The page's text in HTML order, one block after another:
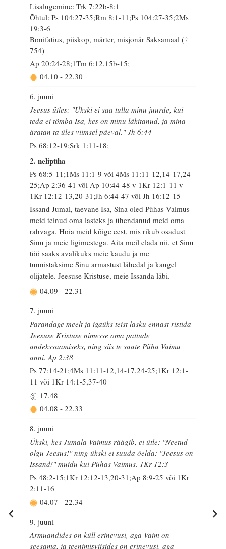
Lisalugemine: Trk 7:22b-8:1
Õhtul: Ps 104:27-35;Rm 8:1-11;Ps 104:27-35;2Ms
19:3-6
Bonifatius, piiskop, märter, misjonär Saksamaal (†
754)
Ap 20:24-28;1Tm 6:12,15b-15;
04.10 - 22.30
6. juuni
Jeesus ütles: "Ükski ei saa tulla minu juurde, kui
teda ei tõmba Isa, kes on minu läkitanud, ja mina
äratan ta üles viimsel päeval." Jh 6:44
Ps 68:12-19;Srk 1:11-18;
2. nelipüha
Ps 68:5-11;1Ms 11:1-9 või 4Ms 11:11-12,14-17,24-
25;Ap 2:36-41 või Ap 10:44-48 v 1Kr 12:1-11 v
1Kr 12:12-13,20-31;Jh 6:44-47 või Jh 16:12-15
Issand Jumal, taevane Isa, Sina oled Pühas Vaimus
meid teinud oma lasteks ja ühendanud meid oma
rahvaga. Hoia meid kõige eest, mis rikub osadust
Sinu ja meie ligimestega. Aita meil elada nii, et Sinu
töö saaks avalikuks meie kaudu ja me
tunnistaksime Sinu armastust lähedal ja kaugel
olijatele. Jeesuse Kristuse, meie Issanda läbi.
04.09 - 22.31
7. juuni
Parandage meelt ja igaüks teist lasku ennast ristida
Jeesuse Kristuse nimesse oma pattude
andekssaamiseks, ning siis te saate Püha Vaimu
anni. Ap 2:38
Ps 77:14-21;4Ms 11:11-12,14-17,24-25;1Kr 12:1-
11 või 1Kr 14:1-5,37-40
17.48
04.08 - 22.33
8. juuni
Ükski, kes Jumala Vaimus räägib, ei ütle: "Neetud
olgu Jeesus!" ning ükski ei suuda öelda: "Jeesus on
Issand!" muidu kui Pühas Vaimus. 1Kr 12:3
Ps 48:2-15;1Kr 12:12-13,20-31;Ap 8:9-25 või 1Kr
2:11-16
04.07 - 22.34
9. juuni
Armuandides on küll erinevusi, aga Vaim on
seesama, ja teenimisviisides on erinevusi, aga